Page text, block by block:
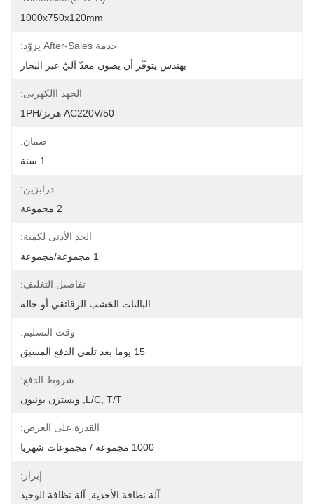
1000x750x120mm
خدمة After-Sales يزوّد:
يهندس يتوفّر أن يصون معدّ آليّ عبر البحار
الجهد االكهربى:
AC220V/50 هرتز/1PH
ضمان:
1 سنة
درابزين:
2 مجموعة
الحد الأدنى لكمية:
1 مجموعة/مجموعة
تفاصيل التغليف:
البالتات الخشب الرقائقي أو حالة
وقت التسليم:
15 يوما بعد تلقي الدفع المسبق
شروط الدفع:
L/C, T/T, ويسترن يونيون
القدرة على العرض:
1000 مجموعة / مجموعات شهريا
إبراز:
آلة نظافة الأحذية
آلة نظافة الوحيد